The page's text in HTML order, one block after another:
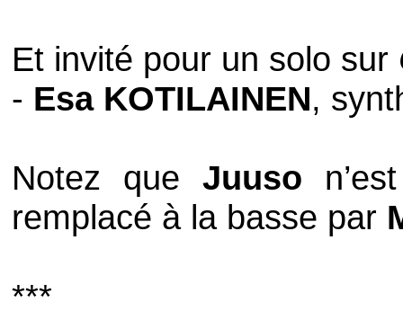
Et invité pour un solo sur
- Esa KOTILAINEN,
Notez que Juuso
remplacé à la basse par
***